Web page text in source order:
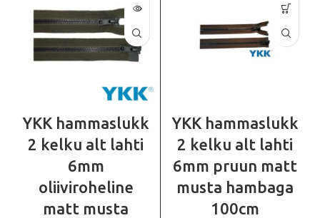
YKK hammaslukk
2 kelku alt lahti
6mm
oliiviroheline
matt musta
YKK hammaslukk
2 kelku alt lahti
6mm pruun matt
musta hambaga
100cm